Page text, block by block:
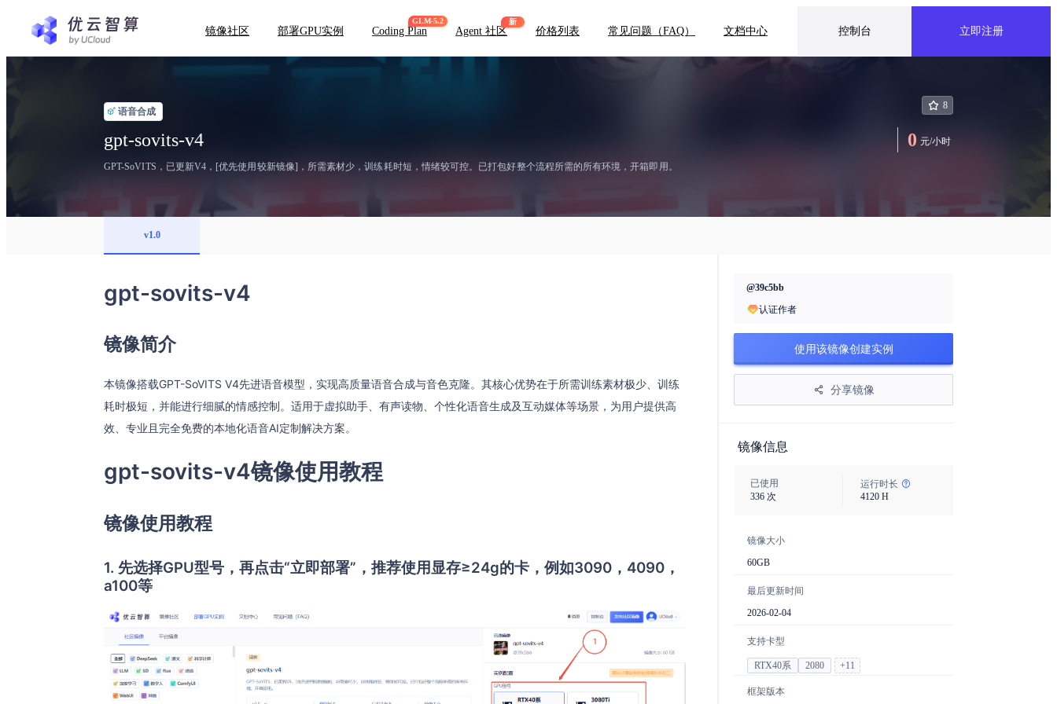
镜像社区 部署GPU实例
GLM-5.2
Coding Plan
新
Agent 社区 价格列表 常见问题（FAQ） 文档中心 控制台 立即注册
语音合成
gpt-sovits-v4
GPT-SoVITS，已更新V4，[优先使用较新镜像]，所需素材少，训练耗时短，情绪较可控。已打包好整个流程所需的所有环境，开箱即用。
8
0 元/小时
v1.0
gpt-sovits-v4
镜像简介
本镜像搭载GPT-SoVITS V4先进语音模型，实现高质量语音合成与音色克隆。其核心优势在于所需训练素材极少、训练
耗时极短，并能进行细腻的情感控制。适用于虚拟助手、有声读物、个性化语音生成及互动媒体等场景，为用户提供高
效、专业且完全免费的本地化语音AI定制解决方案。
gpt-sovits-v4镜像使用教程
镜像使用教程
1. 先选择GPU型号，再点击“立即部署”，推荐使用显存≥24g的卡，例如3090，4090，
a100等
@39c5bb
认证作者
使用该镜像创建实例
分享镜像
镜像信息
已使用
336 次
运行时长
4120H
镜像大小
60GB
最后更新时间
2026-02-04
支持卡型
RTX40系 2080 +11
框架版本